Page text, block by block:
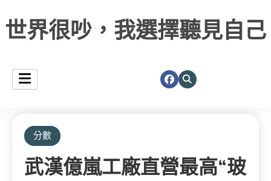
世界很吵，我選擇聽見自己
分數
武漢億嵐工廠直營最高“玻